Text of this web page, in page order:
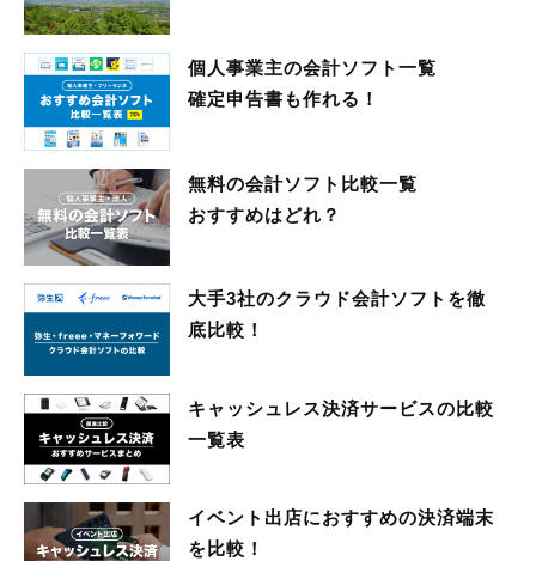
個人事業主の会計ソフト一覧
確定申告書も作れる！
無料の会計ソフト比較一覧
おすすめはどれ？
大手3社のクラウド会計ソフトを徹
底比較！
キャッシュレス決済サービスの比較
一覧表
イベント出店におすすめの決済端末
を比較！